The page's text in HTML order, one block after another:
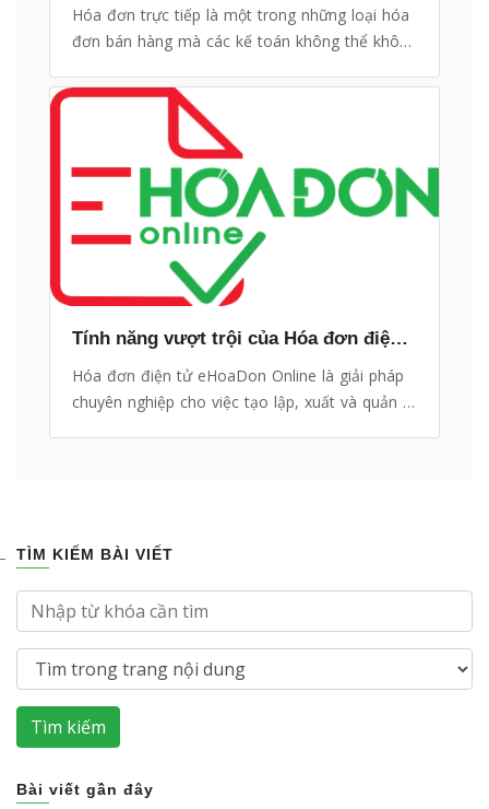
Hóa đơn trực tiếp là một trong những loại hóa
đơn bán hàng mà các kế toán không thể không
Tính năng vượt trội của Hóa đơn điện tử eHoaDon Online
Hóa đơn điện tử eHoaDon Online là giải pháp
chuyên nghiệp cho việc tạo lập, xuất và quản lý
TÌM KIẾM BÀI VIẾT
Tìm kiếm
Bài viết gần đây